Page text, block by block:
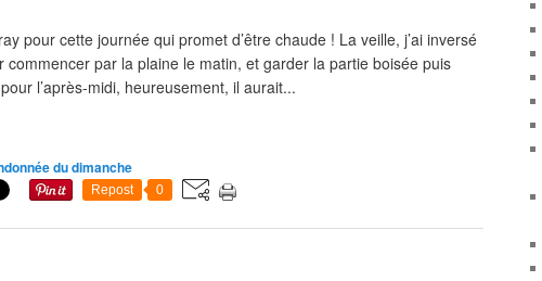
pour cette journée qui promet d’être chaude ! La veille, j’ai inversé
commencer par la plaine le matin, et garder la partie boisée puis
l’après-midi, heureusement, il aurait...
du dimanche
Repost 0